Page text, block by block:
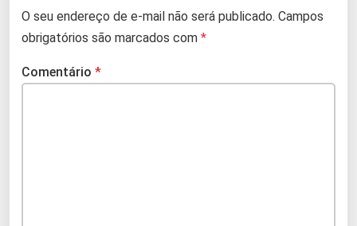
O seu endereço de e-mail não será publicado. Campos
obrigatórios são marcados com *
Comentário *